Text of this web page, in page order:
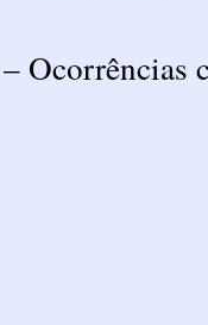
Ocorrências